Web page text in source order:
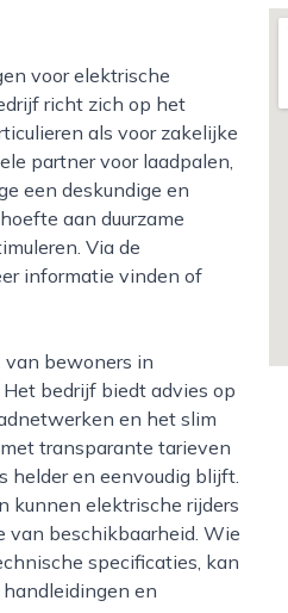
richt zich op het
als voor zakelijke
partner voor laadpalen,
een deskundige en
aan duurzame
Via de
informatie vinden of
bedrijf biedt advies op
en het slim
transparante tarieven
helder en eenvoudig blijft.
kunnen elektrische rijders
van beschikbaarheid. Wie
specificaties, kan
en